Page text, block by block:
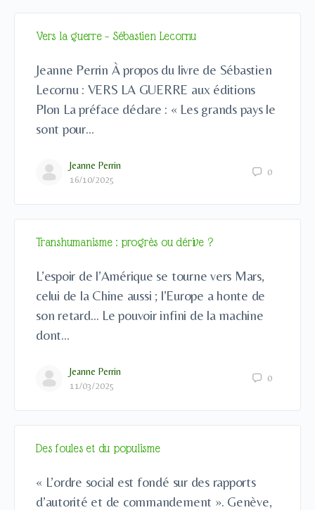
Vers la guerre – Sébastien Lecornu
Jeanne Perrin À propos du livre de Sébastien
Lecornu : VERS LA GUERRE aux éditions
Plon La préface déclare : « Les grands pays le
sont pour…
Jeanne Perrin
16/10/2025
0
Transhumanisme : progrès ou dérive ?
L’espoir de l’Amérique se tourne vers Mars,
celui de la Chine aussi ; l’Europe a honte de
son retard… Le pouvoir infini de la machine
dont…
Jeanne Perrin
11/03/2025
0
Des foules et du populisme
« L’ordre social est fondé sur des rapports
d’autorité et de commandement ». Genève,